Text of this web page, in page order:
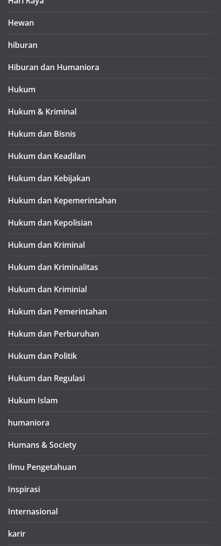
Hewan
hiburan
Hiburan dan Humaniora
Hukum
Hukum & Kriminal
Hukum dan Bisnis
Hukum dan Keadilan
Hukum dan Kebijakan
Hukum dan Kepemerintahan
Hukum dan Kepolisian
Hukum dan Kriminal
Hukum dan Kriminalitas
Hukum dan Kriminial
Hukum dan Pemerintahan
Hukum dan Perburuhan
Hukum dan Politik
Hukum dan Regulasi
Hukum Islam
humaniora
Humans & Society
Ilmu Pengetahuan
Inspirasi
Internasional
karir